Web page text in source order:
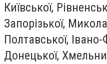
Київської,
Запорізької,
Полтавської, Івано-
Донецької,